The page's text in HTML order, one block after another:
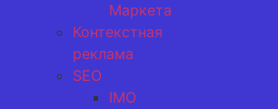
Маркета
Контекстная
реклама
SEO
IMO